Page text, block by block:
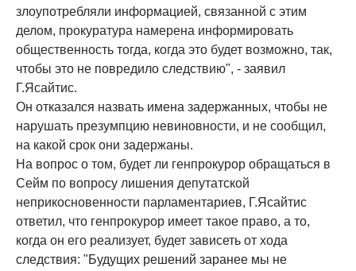
злоупотребляли информацией, связанной с этим
делом, прокуратура намерена информировать
общественность тогда, когда это будет возможно, так,
чтобы это не повредило следствию", - заявил
Г.Ясайтис.
Он отказался назвать имена задержанных, чтобы не
нарушать презумпцию невиновности, и не сообщил,
на какой срок они задержаны.
На вопрос о том, будет ли генпрокурор обращаться в
Сейм по вопросу лишения депутатской
неприкосновенности парламентариев, Г.Ясайтис
ответил, что генпрокурор имеет такое право, а то,
когда он его реализует, будет зависеть от хода
следствия: "Будущих решений заранее мы не